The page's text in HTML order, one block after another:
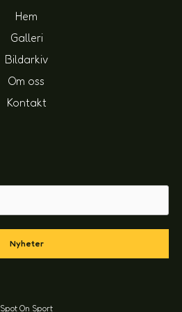
Hem
Galleri
Bildarkiv
Om oss
Kontakt
Nyheter
Spot On Sport